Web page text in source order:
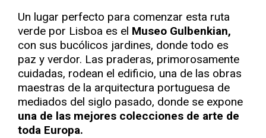
Un lugar perfecto para comenzar esta ruta
verde por Lisboa es el Museo Gulbenkian,
con sus bucólicos jardines, donde todo es
paz y verdor. Las praderas, primorosamente
cuidadas, rodean el edificio, una de las obras
maestras de la arquitectura portuguesa de
mediados del siglo pasado, donde se expone
una de las mejores colecciones de arte de
toda Europa.